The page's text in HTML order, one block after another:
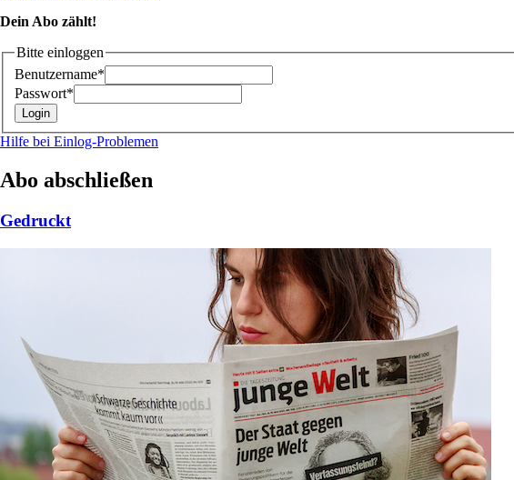
Dein Abo zählt!
Bitte einloggen
Benutzername*
Passwort*
Hilfe bei Einlog-Problemen
Abo abschließen
Gedruckt